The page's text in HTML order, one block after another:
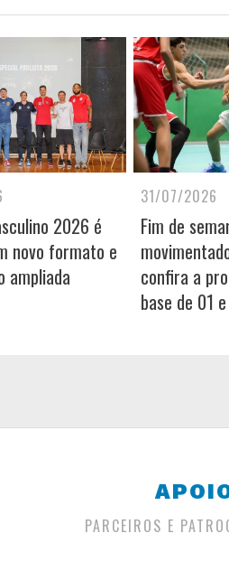
2026 é
novo formato e
ampliada
31/07/2026
Fim de
confira a
base de 01
PARCEIROS E